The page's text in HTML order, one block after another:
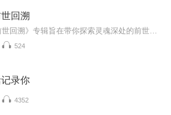
回溯
524
录你
4352